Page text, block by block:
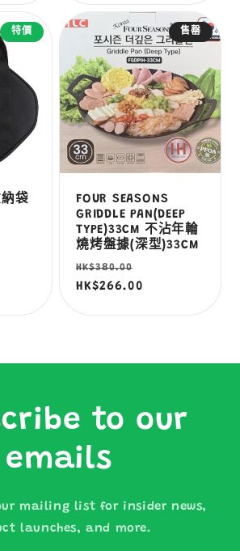
特價
納袋
售罄
FOUR SEASONS
GRIDDLE PAN(DEEP
TYPE)33CM 不沾年輪
燒烤盤據(深型)33CM
定
價
HK$380.00
價
HK$266.00
to our
emails
mailing list for insider news,
launches, and more.